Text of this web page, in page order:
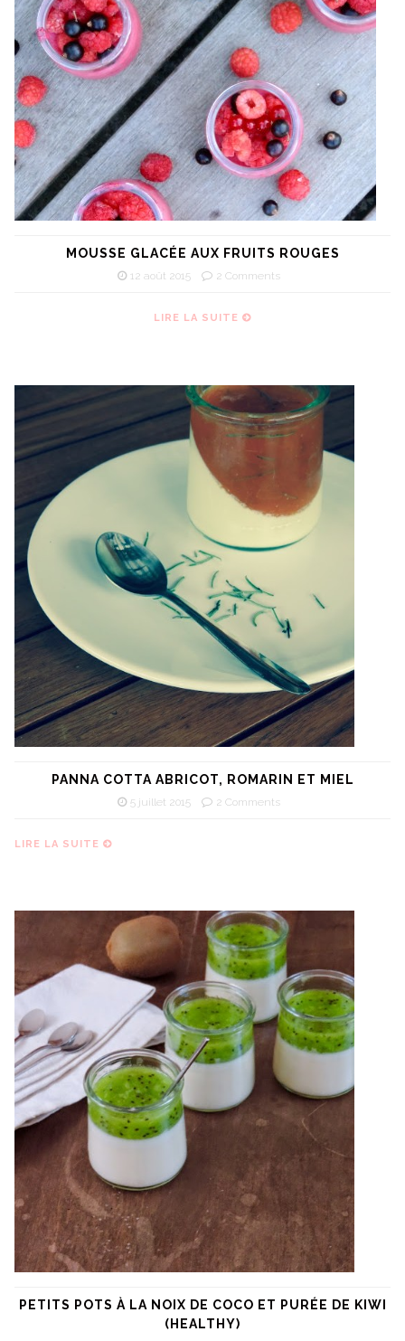
MOUSSE GLACÉE AUX FRUITS ROUGES
12 août 2015 2 Comments
LIRE LA SUITE
PANNA COTTA ABRICOT, ROMARIN ET MIEL
5 juillet 2015 2 Comments
LIRE LA SUITE
PETITS POTS À LA NOIX DE COCO ET PURÉE DE KIWI
(HEALTHY)